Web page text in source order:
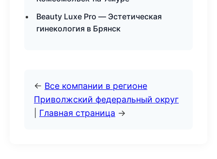
Beauty Luxe Pro — Эстетическая
гинекология в Брянск
← Все компании в регионе
Приволжский федеральный округ
Главная страница →